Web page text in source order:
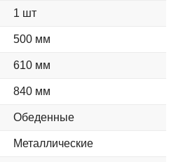
1 шт
500 мм
610 мм
840 мм
Обеденные
Металлические